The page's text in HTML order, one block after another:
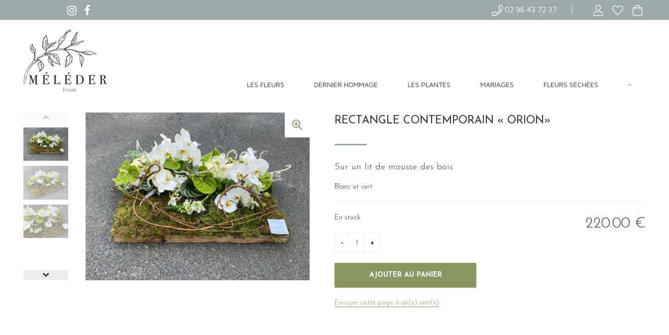
LES FLEURS DERNIER HOMMAGE LES PLANTES MARIAGES FLEURS SÉCHÉES -
RECTANGLE CONTEMPORAIN « ORION»
Sur un lit de mousse des bois
Blanc et vert
220.00 €
En stock
Envoyer cette page à un(e) ami(e)
02 96 43 72 37